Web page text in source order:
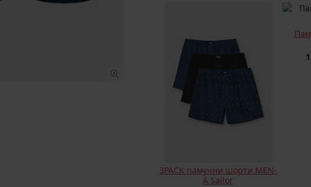
3PACK памучни шорти MEN-
A Sailor